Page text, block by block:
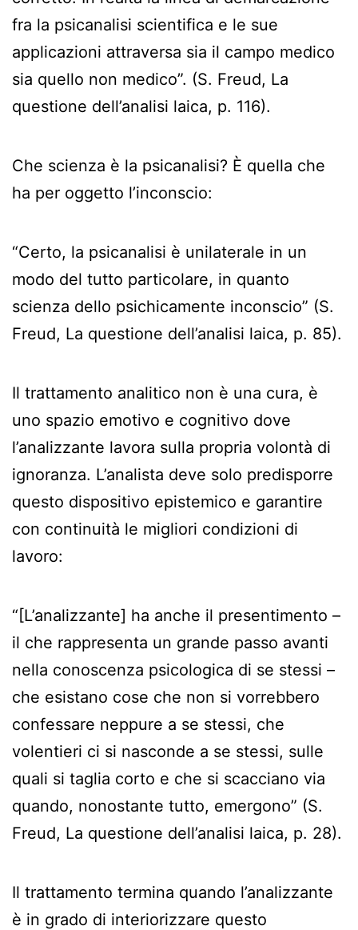
fra la psicanalisi scientifica e le sue
applicazioni attraversa sia il campo medico
sia quello non medico”. (S. Freud, La
questione dell’analisi laica, p. 116).
Che scienza è la psicanalisi? È quella che
ha per oggetto l’inconscio:
“Certo, la psicanalisi è unilaterale in un
modo del tutto particolare, in quanto
scienza dello psichicamente inconscio” (S.
Freud, La questione dell’analisi laica, p. 85).
Il trattamento analitico non è una cura, è
uno spazio emotivo e cognitivo dove
l’analizzante lavora sulla propria volontà di
ignoranza. L’analista deve solo predisporre
questo dispositivo epistemico e garantire
con continuità le migliori condizioni di
lavoro:
“[L’analizzante] ha anche il presentimento –
il che rappresenta un grande passo avanti
nella conoscenza psicologica di se stessi –
che esistano cose che non si vorrebbero
confessare neppure a se stessi, che
volentieri ci si nasconde a se stessi, sulle
quali si taglia corto e che si scacciano via
quando, nonostante tutto, emergono” (S.
Freud, La questione dell’analisi laica, p. 28).
Il trattamento termina quando l’analizzante
è in grado di interiorizzare questo